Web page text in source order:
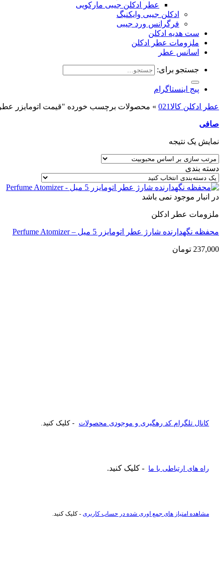
عطر ادکلن جیبی مارکویی
ادکلن جیبی وایکنیگ
فرگرانس ورد جیبی
ست هدیه ادکلن
ملزومات عطر ادکلن
اسانس عطر
جستجو برای:
پیج اینستاگرام
عطر ادکلن کالا021 » محصولات برچسب خورده "قیمت اتومایزر
صافی
نمایش یک نتیجه
دسته بندی
در انبار موجود نمی باشد
ملزومات عطر ادکلن
محفظه نگهدارنده شارژ عطر اتومایزر 5 میل – Perfume Atomizer
237,000 تومان
کانال تلگرام کد رهگیری و موجودی محصولات - کلیک کنید.
راه های ارتباطی با ما - کلیک کنید.
مشاهده امتیاز های جمع اوری شده در حساب کاربری - کلیک کنید.